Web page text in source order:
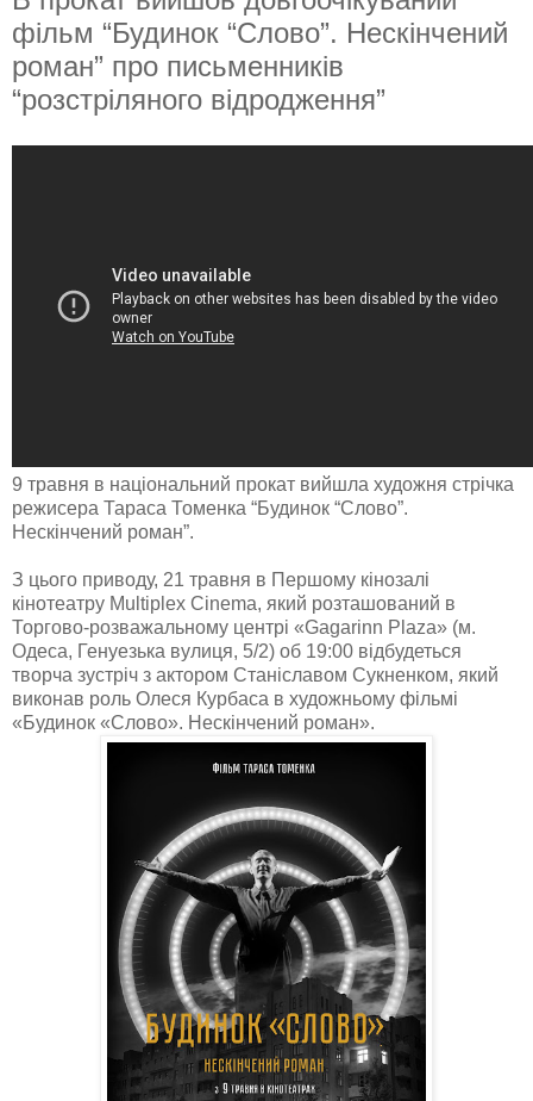
фільм “Будинок “Слово”. Нескінчений
роман” про письменників
“розстріляного відродження”
9 травня в національний прокат вийшла художня стрічка
режисера Тараса Томенка “Будинок “Слово”.
Нескінчений роман”.
З цього приводу, 21 травня в Першому кінозалі
кінотеатру Multiplex Cinema, який розташований в
Торгово-розважальному центрі «Gagarinn Plaza» (м.
Одеса, Генуезька вулиця, 5/2) об 19:00 відбудеться
творча зустріч з актором Станіславом Сукненком, який
виконав роль Олеся Курбаса в художньому фільмі
«Будинок «Слово». Нескінчений роман».